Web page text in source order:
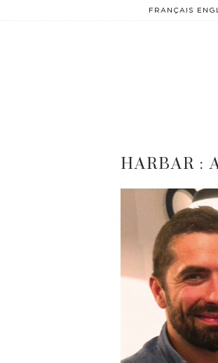
FRANÇAIS
HARBAR :